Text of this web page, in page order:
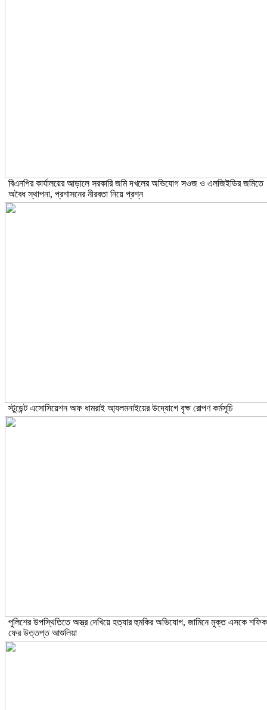
বিএনপির কার্যালয়ের আড়ালে সরকারি জমি দখলের অভিযোগ সওজ ও এলজিইডির জমিতে
অবৈধ স্থাপনা, প্রশাসনের নীরবতা নিয়ে প্রশ্ন
স্টুডেন্ট এসোসিয়েশন অফ ধামরাই আ্যলমনাইয়ের উদ্যোগে বৃক্ষ রোপণ কর্মসূচি
পুলিশের উপস্থিতিতে অস্ত্র দেখিয়ে হত্যার হুমকির অভিযোগ, জামিনে মুক্ত এসকে
ফের উত্তপ্ত আশুলিয়া